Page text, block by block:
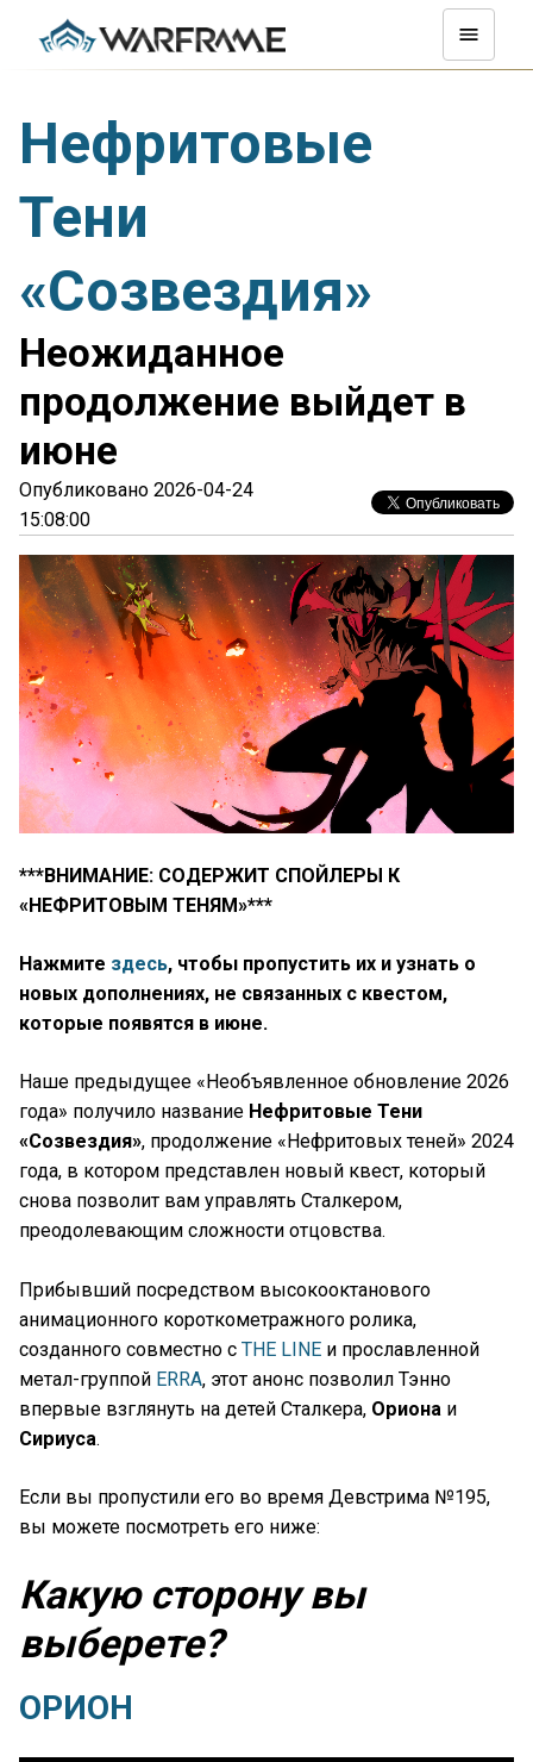
Нефритовые
Тени
«Созвездия»
Неожиданное
продолжение выйдет в
июне
Опубликовано 2026-04-24
15:08:00
***ВНИМАНИЕ: СОДЕРЖИТ СПОЙЛЕРЫ К
«НЕФРИТОВЫМ ТЕНЯМ»***
Нажмите здесь, чтобы пропустить их и узнать о
новых дополнениях, не связанных с квестом,
которые появятся в июне.
Наше предыдущее «Необъявленное обновление 2026
года» получило название Нефритовые Тени
«Созвездия», продолжение «Нефритовых теней» 2024
года, в котором представлен новый квест, который
снова позволит вам управлять Сталкером,
преодолевающим сложности отцовства.
Прибывший посредством высокооктанового
анимационного короткометражного ролика,
созданного совместно с THE LINE и прославленной
метал-группой ERRA, этот анонс позволил Тэнно
впервые взглянуть на детей Сталкера, Ориона и
Сириуса.
Если вы пропустили его во время Девстрима №195,
вы можете посмотреть его ниже:
Какую сторону вы
выберете?
ОРИОН